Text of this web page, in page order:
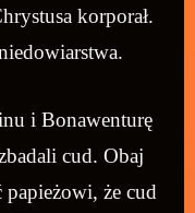
korporał.
i Bonawenturę
cud. Obaj
że cud